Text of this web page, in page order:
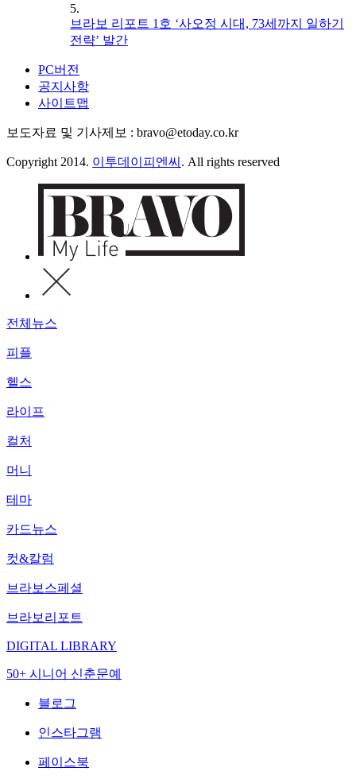
5.
브라보 리포트 1호 ‘사오정 시대, 73세까지 일하기
전략’ 발간
PC버전
공지사항
사이트맵
보도자료 및 기사제보 : bravo@etoday.co.kr
Copyright 2014. 이투데이피엔씨 . All rights reserved
전체뉴스
피플
헬스
라이프
컬처
머니
테마
카드뉴스
컷&칼럼
브라보스페셜
브라보리포트
DIGITAL LIBRARY
50+ 시니어 신춘문예
블로그
인스타그램
페이스북